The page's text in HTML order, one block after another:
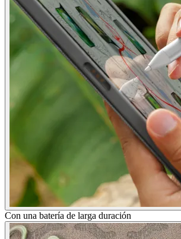
Con una batería de larga duración